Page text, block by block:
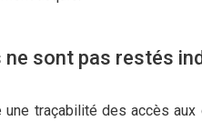
ne sont pas restés
une traçabilité des accès